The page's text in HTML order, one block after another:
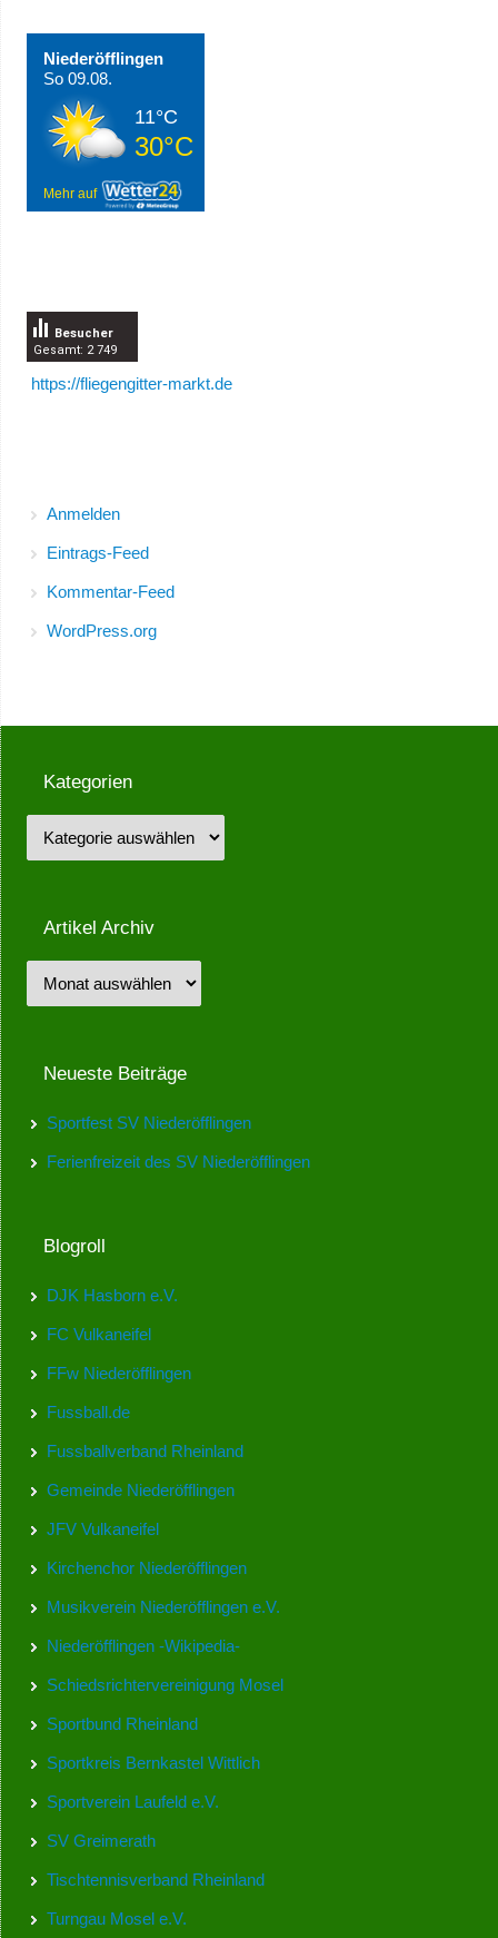
Niederöfflingen
So 09.08.
11°C
30°C
Mehr auf
Gesamt: 2 749
Besucher
https://fliegengitter-markt.de
Anmelden
Eintrags-Feed
Kommentar-Feed
WordPress.org
Kategorien
Artikel Archiv
Neueste Beiträge
Sportfest SV Niederöfflingen
Ferienfreizeit des SV Niederöfflingen
Blogroll
DJK Hasborn e.V.
FC Vulkaneifel
FFw Niederöfflingen
Fussball.de
Fussballverband Rheinland
Gemeinde Niederöfflingen
JFV Vulkaneifel
Kirchenchor Niederöfflingen
Musikverein Niederöfflingen e.V.
Niederöfflingen -Wikipedia-
Schiedsrichtervereinigung Mosel
Sportbund Rheinland
Sportkreis Bernkastel Wittlich
Sportverein Laufeld e.V.
SV Greimerath
Tischtennisverband Rheinland
Turngau Mosel e.V.